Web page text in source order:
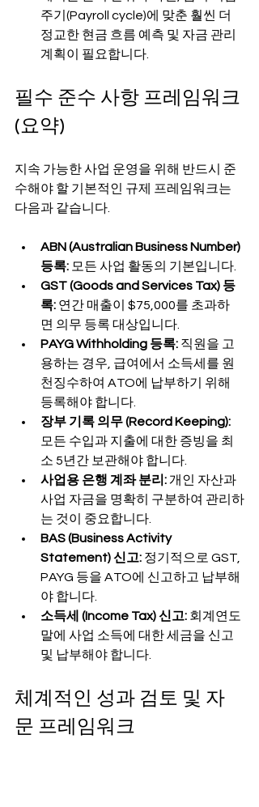
주기(Payroll cycle)에 맞춘 훨씬 더
정교한 현금 흐름 예측 및 자금 관리
계획이 필요합니다.
필수 준수 사항 프레임워크
(요약)
지속 가능한 사업 운영을 위해 반드시 준
수해야 할 기본적인 규제 프레임워크는
다음과 같습니다.
ABN (Australian Business Number)
등록: 모든 사업 활동의 기본입니다.
GST (Goods and Services Tax) 등
록: 연간 매출이 $75,000를 초과하
면 의무 등록 대상입니다.
PAYG Withholding 등록: 직원을 고
용하는 경우, 급여에서 소득세를 원
천징수하여 ATO에 납부하기 위해
등록해야 합니다.
장부 기록 의무 (Record Keeping):
모든 수입과 지출에 대한 증빙을 최
소 5년간 보관해야 합니다.
사업용 은행 계좌 분리: 개인 자산과
사업 자금을 명확히 구분하여 관리하
는 것이 중요합니다.
BAS (Business Activity
Statement) 신고: 정기적으로 GST,
PAYG 등을 ATO에 신고하고 납부해
야 합니다.
소득세 (Income Tax) 신고: 회계연도
말에 사업 소득에 대한 세금을 신고
및 납부해야 합니다.
체계적인 성과 검토 및 자
문 프레임워크